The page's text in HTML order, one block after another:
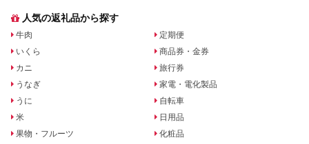
人気の返礼品から探す
牛肉
いくら
カニ
うなぎ
うに
米
果物・フルーツ
定期便
商品券・金券
旅行券
家電・電化製品
自転車
日用品
化粧品